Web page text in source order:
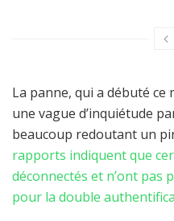
La panne, qui a débuté
une vague d’inquiétude
beaucoup redoutant un
rapports indiquent que
déconnectés et n’ont pas
pour la double